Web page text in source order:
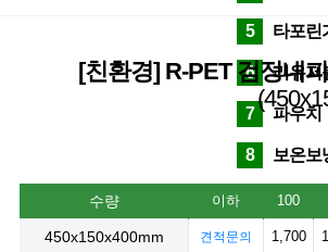
5 타포린
6 리유저
7 파우치
8 보온보
친환경
10 더스트
[친환경] R-PET 검정내
수량 이하 100
450x150x400mm 견적문의 1,700